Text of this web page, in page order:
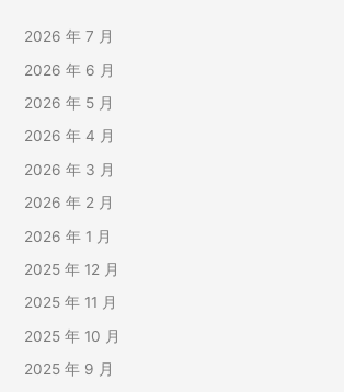
2026 年 7 月
2026 年 6 月
2026 年 5 月
2026 年 4 月
2026 年 3 月
2026 年 2 月
2026 年 1 月
2025 年 12 月
2025 年 11 月
2025 年 10 月
2025 年 9 月